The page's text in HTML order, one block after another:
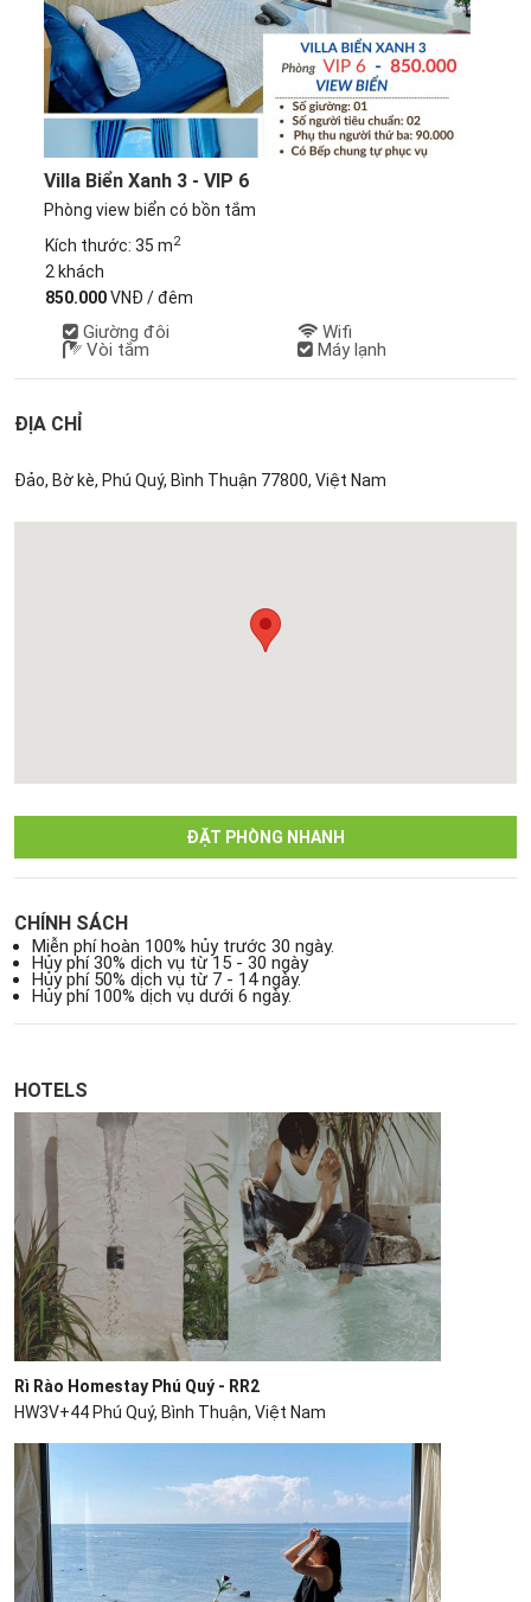
Villa Biển Xanh 3 - VIP 6
Phòng view biển có bồn tắm
Kích thước: 35 m2
2 khách
850.000VNĐ / đêm
Giường đôi
Vòi tắm
Wifi
Máy lạnh
ĐỊA CHỈ
Đảo, Bờ kè, Phú Quý, Bình Thuận 77800, Việt Nam
ĐẶT PHÒNG NHANH
CHÍNH SÁCH
Miễn phí hoàn 100% hủy trước 30 ngày.
Hủy phí 30% dịch vụ từ 15 - 30 ngày
Hủy phí 50% dịch vụ từ 7 - 14 ngày.
Hủy phí 100% dịch vụ dưới 6 ngày.
HOTELS
Rì Rào Homestay Phú Quý - RR2
HW3V+44 Phú Quý, Bình Thuận, Việt Nam